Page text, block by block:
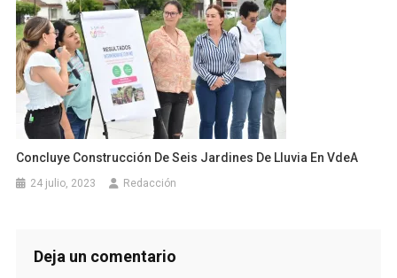
Concluye Construcción De Seis Jardines De Lluvia En VdeA
24 julio, 2023 Redacción
Deja un comentario